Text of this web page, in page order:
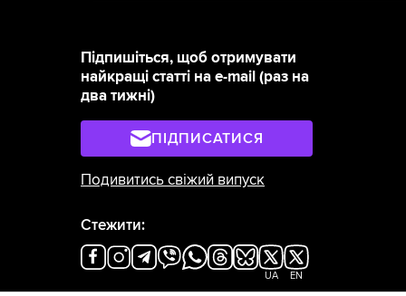
Підпишіться, щоб отримувати
найкращі статті на e-mail (раз на
два тижні)
ПІДПИСАТИСЯ
Подивитись свіжий випуск
Стежити:
UA EN